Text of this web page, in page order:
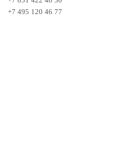
+7 495 120 46 77